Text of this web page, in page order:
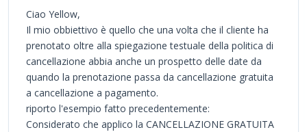
Ciao Yellow,
Il mio obbiettivo è quello che una volta che il cliente ha
prenotato oltre alla spiegazione testuale della politica di
cancellazione abbia anche un prospetto delle date da
quando la prenotazione passa da cancellazione gratuita
a cancellazione a pagamento.
riporto l'esempio fatto precedentemente:
Considerato che applico la CANCELLAZIONE GRATUITA